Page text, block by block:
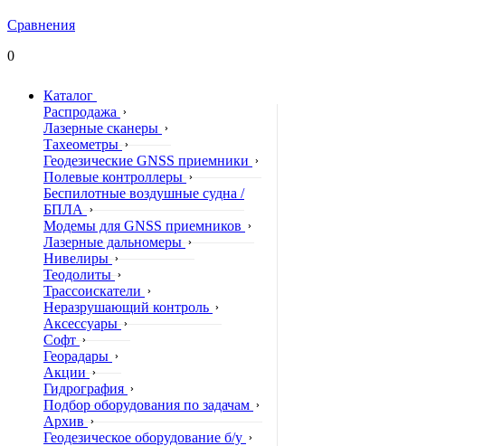
Сравнения
0
Каталог
Распродажа
Лазерные сканеры
Тахеометры
Геодезические GNSS приемники
Полевые контроллеры
Беспилотные воздушные судна /
БПЛА
Модемы для GNSS приемников
Лазерные дальномеры
Нивелиры
Теодолиты
Трассоискатели
Неразрушающий контроль
Аксессуары
Софт
Георадары
Акции
Гидрография
Подбор оборудования по задачам
Архив
Геодезическое оборудование б/у